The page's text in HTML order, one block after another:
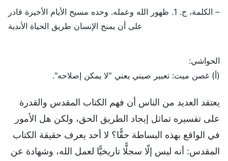
– الكلمة، ج. 1. ظهور الله وعمله. وحده مسيح الأيام الأخيرة قادر
على أن يمنح الإنسان طريق الحياة الأبدية
الحواشي:
(أ) غصن ميت: تعبير صيني يعني "لا يمكن إصلاحه".
يعتقد العديد من الناس أن فهم الكتاب المقدس والقدرة
على تفسيره تماثل إيجاد الطريق الحق، ولكن هل الأمور
في الواقع بهذه البساطة حقًّا؟ لا أحد يعرف حقيقة الكتاب
المقدس: أنه ليس إلّا سجلًّا تاريخيًّا لعمل الله، وشهادة عن